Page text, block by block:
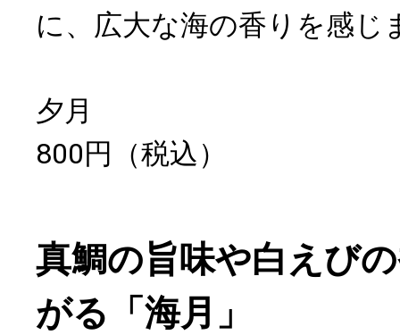
に、広大な海の香りを感じ
夕月
800円（税込）
真鯛の旨味や白えび
がる「海月」